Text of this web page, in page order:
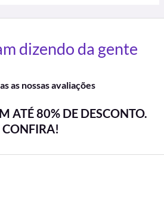
dizendo da gente
as nossas avaliações
ATÉ 80% DE DESCONTO.
CONFIRA!